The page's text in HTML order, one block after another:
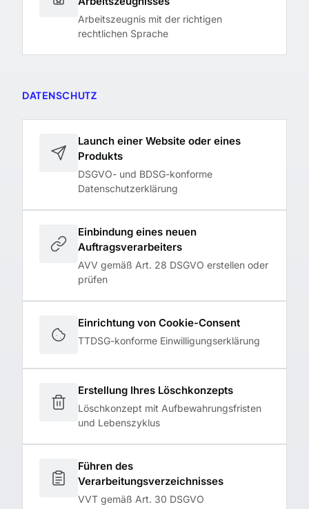
Arbeitszeugnis mit der richtigen
rechtlichen Sprache
DATENSCHUTZ
Launch einer Website oder eines
Produkts
DSGVO- und BDSG-konforme
Datenschutzerklärung
Einbindung eines neuen
Auftragsverarbeiters
AVV gemäß Art. 28 DSGVO erstellen oder
prüfen
Einrichtung von Cookie-Consent
TTDSG-konforme Einwilligungserklärung
Erstellung Ihres Löschkonzepts
Löschkonzept mit Aufbewahrungsfristen
und Lebenszyklus
Führen des
Verarbeitungsverzeichnisses
VVT gemäß Art. 30 DSGVO